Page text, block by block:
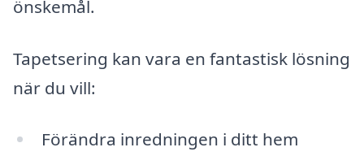
önskemål.
Tapetsering kan vara en fantastisk lösning
när du vill:
Förändra inredningen i ditt hem